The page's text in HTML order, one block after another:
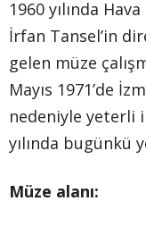
1960 yılında
İrfan Tansel’in
gelen müze
Mayıs 1971’de
nedeniyle yeterli
yılında bugünkü
Müze alanı: